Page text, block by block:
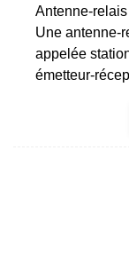
Antenne-
Une antenne-
appelée
émetteur-